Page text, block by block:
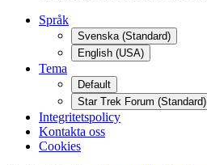
Språk
Svenska (Standard)
English (USA)
Tema
Default
Star Trek Forum (Standard)
Integritetspolicy
Kontakta oss
Cookies